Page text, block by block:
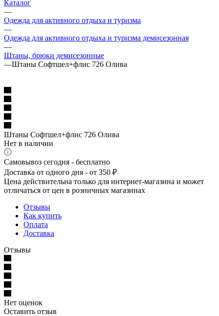
Каталог
—
Одежда для активного отдыха и туризма
—
Одежда для активного отдыха и туризма демисезонная
—
Штаны, брюки демисезонные
—Штаны Софтшел+флис 726 Олива
Штаны Софтшел+флис 726 Олива
Нет в наличии
Самовывоз сегодня - бесплатно
Доставка от одного дня - от 350 ₽
Цена действительна только для интернет-магазина и может
отличаться от цен в розничных магазинах
Отзывы
Как купить
Оплата
Доставка
Отзывы
Нет оценок
Оставить отзыв